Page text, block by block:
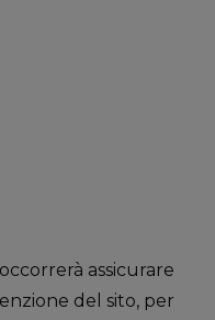
assicurare
del sito, per